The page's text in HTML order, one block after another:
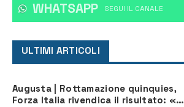
WHATSAPP ‎SEGUI IL CANALE
ULTIMI ARTICOLI
Augusta | Rottamazione quinquies,
Forza Italia rivendica il risultato: «La